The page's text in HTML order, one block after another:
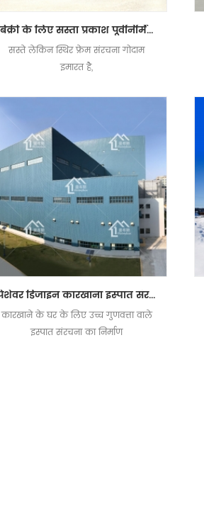
बिक्री के लिए सस्ता प्रकाश पूर्वनिर्मित स्टील गोदाम
सस्ते लेकिन स्थिर फ्रेम संरचना गोदाम
इमारत है,
पेशेवर डिजाइन कारखाना इस्पात संरचना फैब्रिक इमारत prefabricated
कारखाने के घर के लिए उच्च गुणवत्ता वाले
इस्पात संरचना का निर्माण